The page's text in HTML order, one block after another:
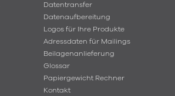
Datentransfer
Datenaufbereitung
Logos für Ihre Produkte
Adressdaten für Mailings
Beilagenanlieferung
Glossar
Papiergewicht Rechner
Kontakt